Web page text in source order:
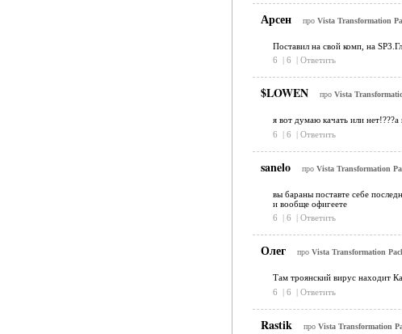
Арсен про Vista Transformation
Поставил на свой комп, на
6
| 6 | Ответить
$LOWEN про Vista
я вот думаю качать или
6
| 6 | Ответить
sanelo про Vista Transformation
вы бараны поставте себе
и вообще офигеете
6
| 6 | Ответить
Олег про Vista Transformation
Там троянский вирус находит
6
| 6 | Ответить
Rastik про Vista Transformation